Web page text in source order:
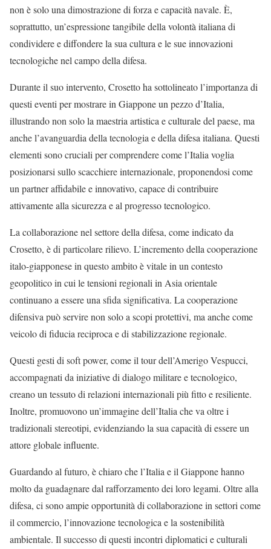
non è solo una dimostrazione di forza e capacità navale. È,
soprattutto, un’espressione tangibile della volontà italiana di
condividere e diffondere la sua cultura e le sue innovazioni
tecnologiche nel campo della difesa.
Durante il suo intervento, Crosetto ha sottolineato l’importanza di
questi eventi per mostrare in Giappone un pezzo d’Italia,
illustrando non solo la maestria artistica e culturale del paese, ma
anche l’avanguardia della tecnologia e della difesa italiana. Questi
elementi sono cruciali per comprendere come l’Italia voglia
posizionarsi sullo scacchiere internazionale, proponendosi come
un partner affidabile e innovativo, capace di contribuire
attivamente alla sicurezza e al progresso tecnologico.
La collaborazione nel settore della difesa, come indicato da
Crosetto, è di particolare rilievo. L’incremento della cooperazione
italo-giapponese in questo ambito è vitale in un contesto
geopolitico in cui le tensioni regionali in Asia orientale
continuano a essere una sfida significativa. La cooperazione
difensiva può servire non solo a scopi protettivi, ma anche come
veicolo di fiducia reciproca e di stabilizzazione regionale.
Questi gesti di soft power, come il tour dell’Amerigo Vespucci,
accompagnati da iniziative di dialogo militare e tecnologico,
creano un tessuto di relazioni internazionali più fitto e resiliente.
Inoltre, promuovono un’immagine dell’Italia che va oltre i
tradizionali stereotipi, evidenziando la sua capacità di essere un
attore globale influente.
Guardando al futuro, è chiaro che l’Italia e il Giappone hanno
molto da guadagnare dal rafforzamento dei loro legami. Oltre alla
difesa, ci sono ampie opportunità di collaborazione in settori come
il commercio, l’innovazione tecnologica e la sostenibilità
ambientale. Il successo di questi incontri diplomatici e culturali